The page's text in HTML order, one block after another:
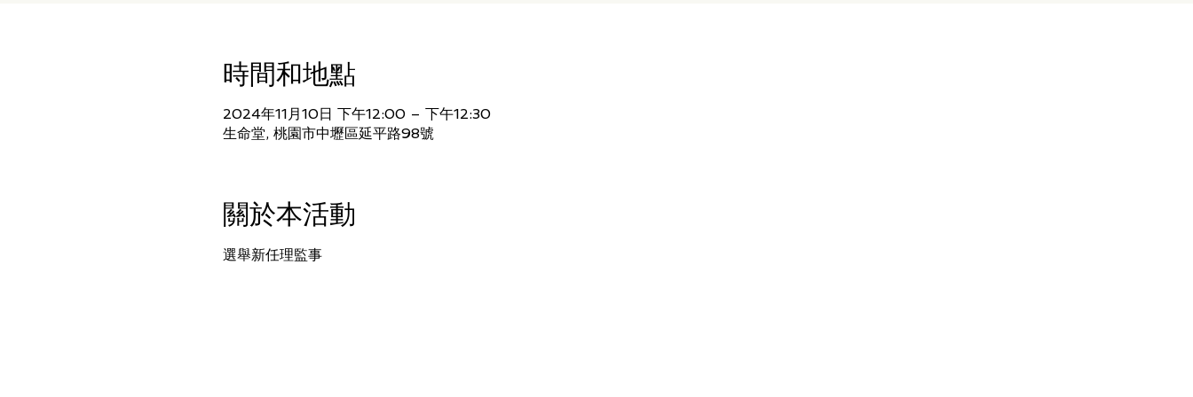
時間和地點
2024年11月10日 下午12:00 – 下午12:30
生命堂, 桃園市中壢區延平路98號
關於本活動
選舉新任理監事